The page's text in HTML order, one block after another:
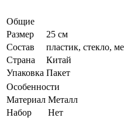
Общие
Размер
25 см
Состав
пластик, стекло,
Страна
Китай
Упаковка Пакет
Особенности
Материал Металл
Набор
Нет